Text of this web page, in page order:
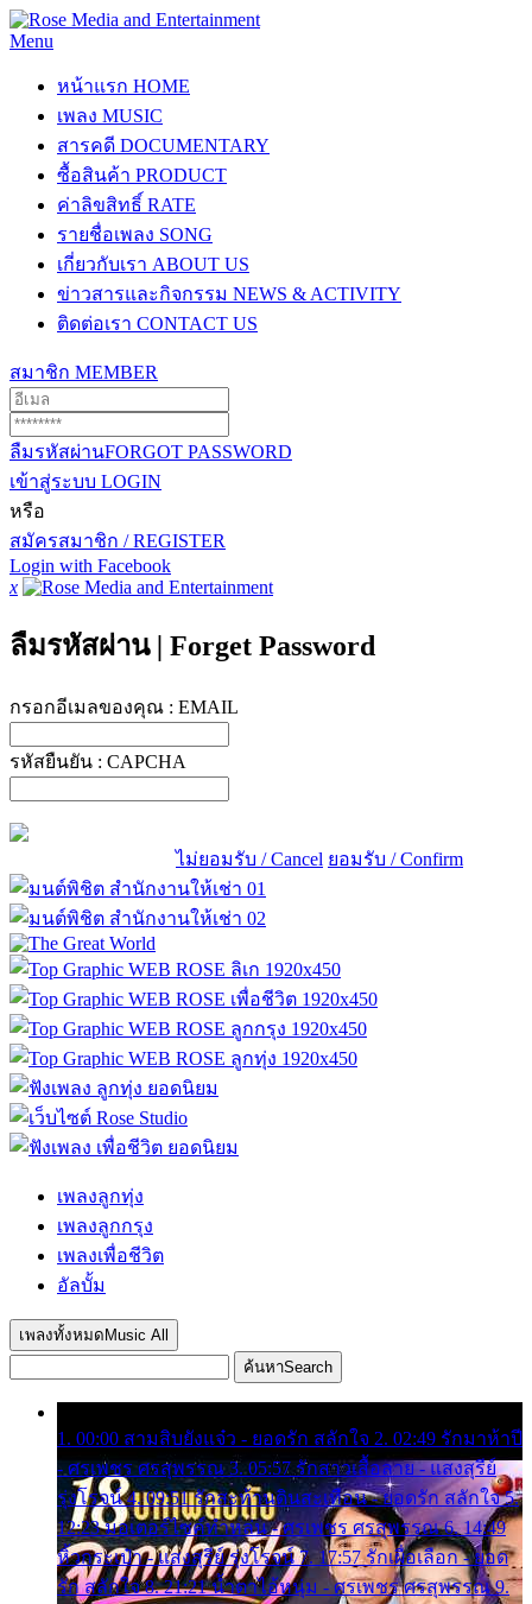
Menu
หน้าแรก HOME
เพลง MUSIC
สารคดี DOCUMENTARY
ซื้อสินค้า PRODUCT
ค่าลิขสิทธิ์ RATE
รายชื่อเพลง SONG
เกี่ยวกับเรา ABOUT US
ข่าวสารและกิจกรรม NEWS & ACTIVITY
ติดต่อเรา CONTACT US
สมาชิก MEMBER
ลืมรหัสผ่านFORGOT PASSWORD
เข้าสู่ระบบ LOGIN
หรือ
สมัครสมาชิก / REGISTER
Login with Facebook
x
ลืมรหัสผ่าน | Forget Password
กรอกอีเมลของคุณ : EMAIL
รหัสยืนยัน : CAPCHA
ไม่ยอมรับ / Cancel ยอมรับ / Confirm
เพลงลูกทุ่ง
เพลงลูกกรุง
เพลงเพื่อชีวิต
อัลบั้ม
เพลงทั้งหมด Music All
ค้นหาSearch
1. 00:00 สามสิบยังแจ๋ว - ยอดรัก สลักใจ 2. 02:49 รักมาห้าปี
- ศรเพชร ศรสุพรรณ 3. 05:57 รักสาวเสื้อลาย - แสงสุรีย์
รุ่งโรจน์ 4. 09:51 รักสะท้านดินสะเทือน - ยอดรัก สลักใจ 5.
12:23 มอเตอร์ไซค์ทำหล่น - ศรเพชร ศรสุพรรณ 6. 14:49
หิ้วกระเป๋า - แสงสุรีย์ รุ่งโรจน์ 7. 17:57 รักเผื่อเลือก - ยอด
รัก สลักใจ 8. 21:21 น้ำตาไอ้หนุ่ม - ศรเพชร ศรสุพรรณ 9.